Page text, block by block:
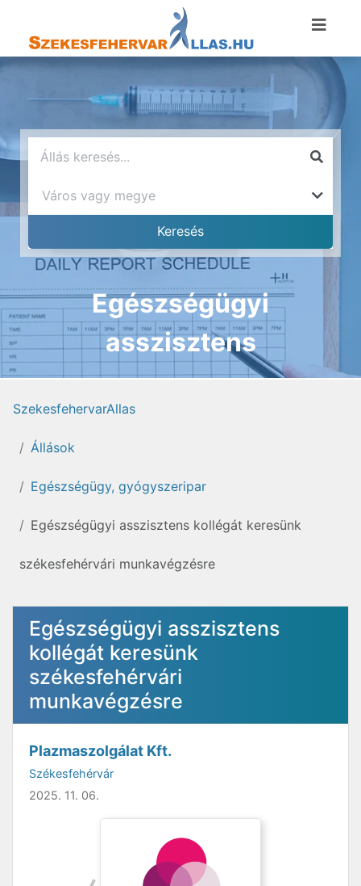
Egészségügyi
asszisztens
SzekesfehervarAllas
Állások
Egészségügy, gyógyszeripar
Egészségügyi asszisztens kollégát keresünk
székesfehérvári munkavégzésre
Egészségügyi asszisztens
kollégát keresünk
székesfehérvári
munkavégzésre
Plazmaszolgálat Kft.
Székesfehérvár
2025. 11. 06.